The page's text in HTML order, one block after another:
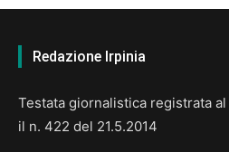
Redazione Irpinia
Testata giornalistica registrata
il n. 422 del 21.5.2014